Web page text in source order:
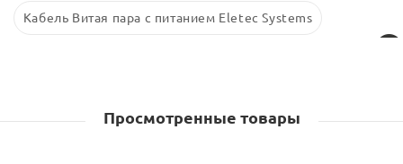
Кабель Витая пара с питанием Eletec Systems
Просмотренные товары